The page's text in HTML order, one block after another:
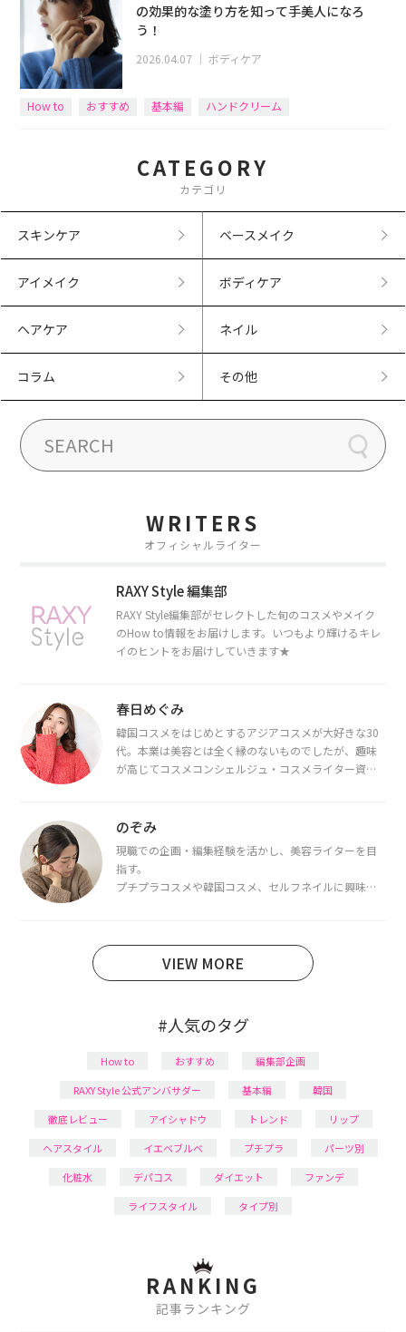
の効果的な塗り方を知って手美人になろ
う！
2026.04.07 ｜ボディケア
How to おすすめ 基本編 ハンドクリーム
CATEGORY
カテゴリ
スキンケア ベースメイク
アイメイク ボディケア
ヘアケア ネイル
コラム その他
WRITERS
オフィシャルライター
RAXY Style 編集部
RAXY Style編集部がセレクトした旬のコスメやメイク
のHow to情報をお届けします。いつもより輝けるキレ
イのヒントをお届けしていきます★
春日めぐみ
韓国コスメをはじめとするアジアコスメが大好きな30
代。本業は美容とは全く縁のないものでしたが、趣味
が高じてコスメコンシェルジュ・コスメライター資格
断・骨格診断によるイメージコンサルティングも行っ
のぞみ
現職での企画・編集経験を活かし、美容ライターを目
指す。
プチプラコスメや韓国コスメ、セルフネイルに興味が
VIEW MORE
#人気のタグ
How to おすすめ
編集部企画
RAXY Style 公式アンバサダー
基本編
韓国
徹底レビュー
アイシャドウ トレンド
リップ
ヘアスタイル
イエベブルベ プチプラ
パーツ別
化粧水
デパコス ダイエット
ファンデ
ライフスタイル
タイプ別
RANKING
記事ランキング